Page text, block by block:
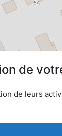
de
de leurs